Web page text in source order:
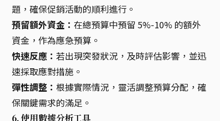
題，確保促銷活動的順利進行。
預留額外資金： 在總預算中預留 5%-10% 的額外
資金，作為應急預算。
快速反應： 若出現突發狀況，及時評估影響，並迅
速採取應對措施。
彈性調整： 根據實際情況，靈活調整預算分配，確
保關鍵需求的滿足。
6. 使用數據分析工具